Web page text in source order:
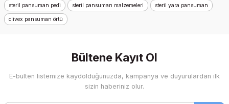
steril pansuman pedi steril pansuman malzemeleri steril yara pansuman
clivex pansuman örtü
Bültene Kayıt Ol
E-bülten listemize kaydolduğunuzda, kampanya ve duyurulardan ilk
sizin haberiniz olur.